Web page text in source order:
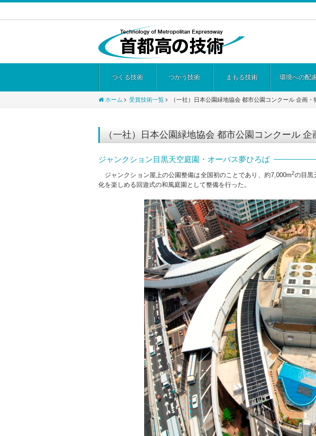
つくる技術 つかう技術 まもる技術 環境への配
ホーム 受賞技術一覧 （一社）日本公園緑地協会 都市公園コンクール 企画
（一社）日本公園緑地協会 都市公園コンクール
ジャンクション目黒天空庭園・オーパス夢ひろば
ジャンクション屋上の公園整備は全国初のことであり、約7,000m2の目黒
化を楽しめる回遊式の和風庭園として整備を行った。